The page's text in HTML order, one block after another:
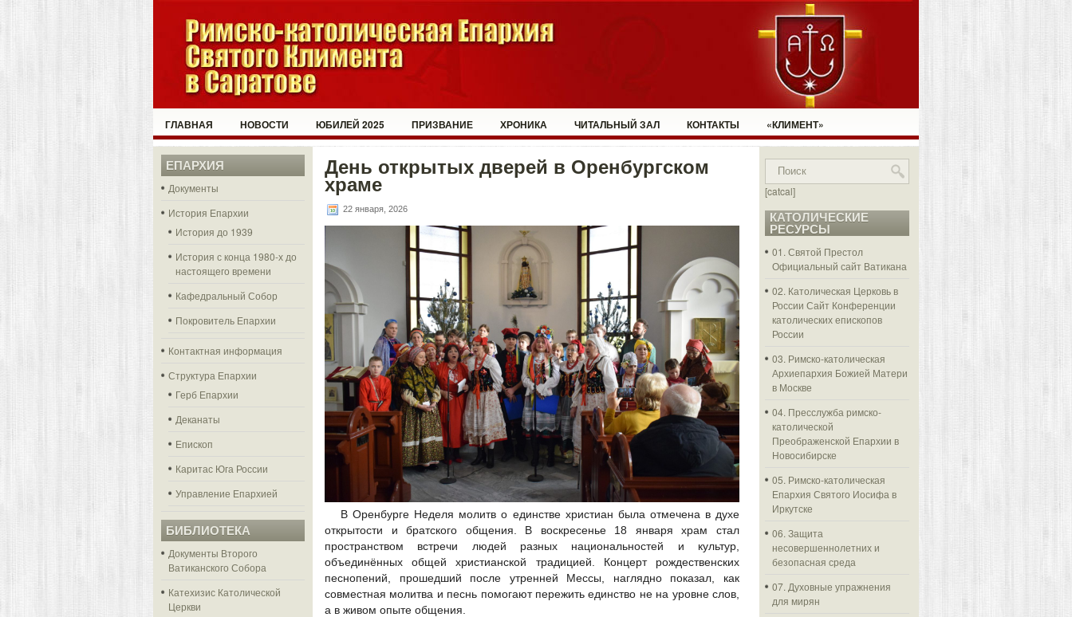
ГЛАВНАЯ НОВОСТИ ЮБИЛЕЙ 2025 ПРИЗВАНИЕ ХРОНИКА ЧИТАЛЬНЫЙ ЗАЛ КОНТАКТЫ «КЛИМЕНТ»
ЕПАРХИЯ
Документы
История Епархии
История до 1939
История с конца 1980-х до
настоящего времени
Кафедральный Собор
Покровитель Епархии
Контактная информация
Структура Епархии
Герб Епархии
Деканаты
Епископ
Каритас Юга России
Управление Епархией
БИБЛИОТЕКА
Документы Второго
Ватиканского Собора
Катехизис Католической
Церкви
День открытых дверей в Оренбургском
храме
22 января, 2026
В Оренбурге Неделя молитв о единстве христиан была отмечена в духе
открытости и братского общения. В воскресенье 18 января храм стал
пространством встречи людей разных национальностей и культур,
объединённых общей христианской традицией. Концерт рождественских
песнопений, прошедший после утренней Мессы, наглядно показал, как
совместная молитва и песнь помогают пережить единство не на уровне слов,
а в живом опыте общения.
[catcal]
КАТОЛИЧЕСКИЕ
РЕСУРСЫ
01. Святой Престол
Официальный сайт Ватикана
02. Католическая Церковь в
России Сайт Конференции
католических епископов
России
03. Римско-католическая
Архиепархия Божией Матери
в Москве
04. Пресслужба римско-
католической
Преображенской Епархии в
Новосибирске
05. Римско-католическая
Епархия Святого Иосифа в
Иркутске
06. Защита
несовершеннолетних и
безопасная среда
07. Духовные упражнения
для мирян